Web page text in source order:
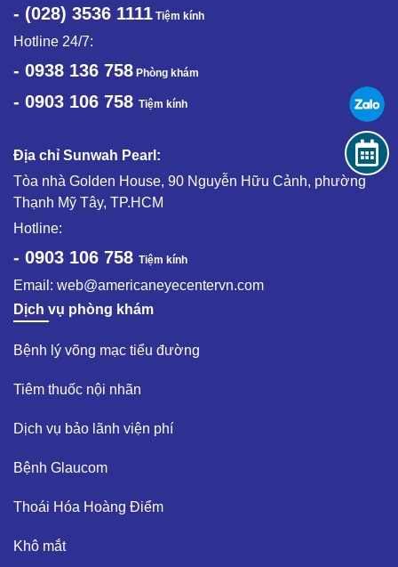
- (028) 3536 1111 Tiệm kính
Hotline 24/7:
- 0938 136 758 Phòng khám
- 0903 106 758 Tiệm kính
Địa chỉ Sunwah Pearl:
Tòa nhà Golden House, 90 Nguyễn Hữu Cảnh, phường
Thạnh Mỹ Tây, TP.HCM
Hotline:
- 0903 106 758 Tiệm kính
Email: web@americaneyecentervn.com
Dịch vụ phòng khám
Bệnh lý võng mạc tiểu đường​
Tiêm thuốc nội nhãn ​
Dịch vụ bảo lãnh viện phí​
Bệnh Glaucom​
Thoái Hóa Hoàng Điểm​
Khô mắt​